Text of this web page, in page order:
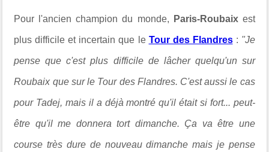
Pour l'ancien champion du monde, Paris-Roubaix est
plus difficile et incertain que le Tour des Flandres: "Je
pense que c'est plus difficile de lâcher quelqu'un sur
Roubaix que sur le Tour des Flandres. C'est aussi le cas
pour Tadej, mais il a déjà montré qu'il était si fort... peut-
être qu'il me donnera tort dimanche. Ça va être une
course très dure de nouveau dimanche mais je pense